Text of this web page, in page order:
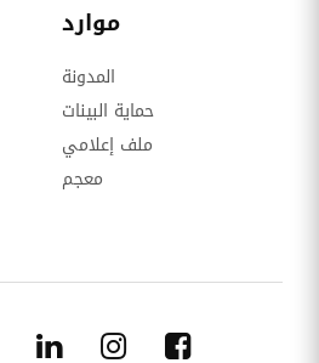
موارد
المدونة
حماية البينات
ملف إعلامي
معجم